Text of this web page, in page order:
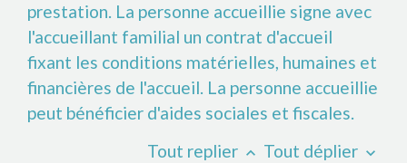
prestation. La personne accueillie signe avec
l'accueillant familial un contrat d'accueil
fixant les conditions matérielles, humaines et
financières de l'accueil. La personne accueillie
peut bénéficier d'aides sociales et fiscales.
Tout replier keyboard_arrow_up Tout déplier keyboard_arrow_down